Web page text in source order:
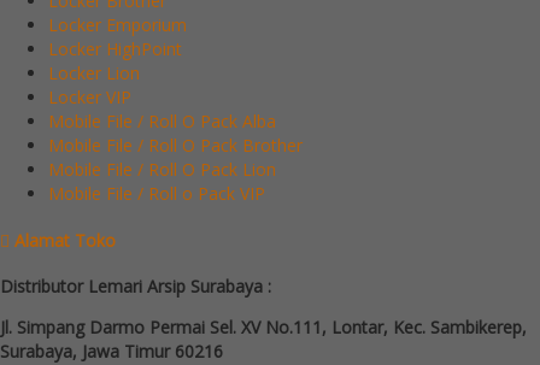
Locker Emporium
Locker HighPoint
Locker Lion
Locker VIP
Mobile File / Roll O Pack Alba
Mobile File / Roll O Pack Brother
Mobile File / Roll O Pack Lion
Mobile File / Roll o Pack VIP
Alamat Toko
Distributor Lemari Arsip Surabaya :
Jl. Simpang Darmo Permai Sel. XV No.111, Lontar, Kec. Sambikerep,
Surabaya, Jawa Timur 60216